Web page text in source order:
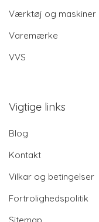
Værktøj og maskiner
Varemærke
VVS
Vigtige links
Blog
Kontakt
Vilkar og betingelser
Fortrolighedspolitik